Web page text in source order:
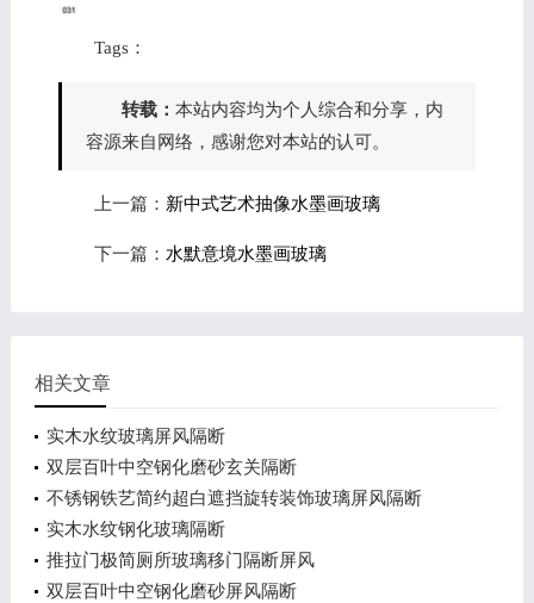
Tags：
转载： 本站内容均为个人综合和分享，内
容源来自网络，感谢您对本站的认可。
上一篇： 新中式艺术抽像水墨画玻璃
下一篇： 水默意境水墨画玻璃
相关文章
实木水纹玻璃屏风隔断
双层百叶中空钢化磨砂玄关隔断
不锈钢铁艺简约超白遮挡旋转装饰玻璃屏风隔断
实木水纹钢化玻璃隔断
推拉门极简厕所玻璃移门隔断屏风
双层百叶中空钢化磨砂屏风隔断